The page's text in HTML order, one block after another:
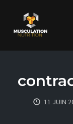
content
11 JUIN